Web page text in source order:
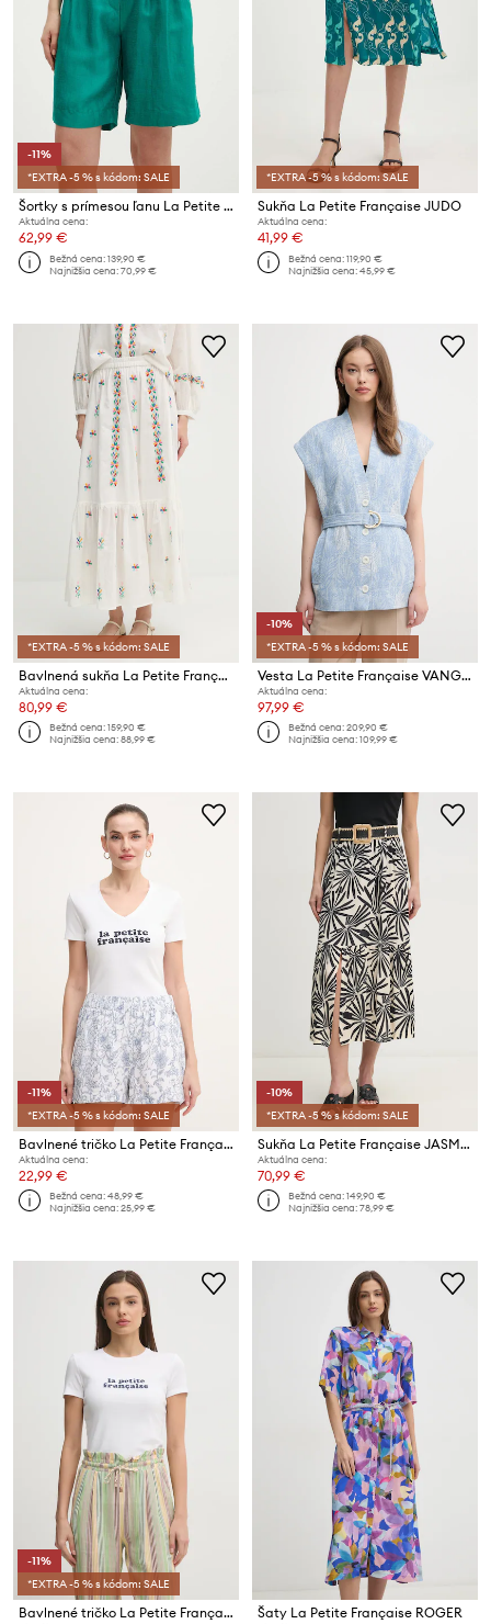
-11%
*EXTRA -5 % s kódom: SALE
Šortky s prímesou ľanu La Petite Française SAVOUREUX
Aktuálna cena:
62,99 €
Bežná cena:139,90 €
Najnižšia cena:70,99 €
*EXTRA -5 % s kódom: SALE
Sukňa La Petite Française JUDO
Aktuálna cena:
41,99 €
Bežná cena:119,90 €
Najnižšia cena:45,99 €
*EXTRA -5 % s kódom: SALE
Bavlnená sukňa La Petite Française JAMAL
Aktuálna cena:
80,99 €
Bežná cena:159,90 €
Najnižšia cena:88,99 €
-10%
*EXTRA -5 % s kódom: SALE
Vesta La Petite Française VANGELIS
Aktuálna cena:
97,99 €
Bežná cena:209,90 €
Najnižšia cena:109,99 €
-11%
*EXTRA -5 % s kódom: SALE
Bavlnené tričko La Petite Française
Aktuálna cena:
22,99 €
Bežná cena:48,99 €
Najnižšia cena:25,99 €
-10%
*EXTRA -5 % s kódom: SALE
Sukňa La Petite Française JASMINE
Aktuálna cena:
70,99 €
Bežná cena:149,90 €
Najnižšia cena:78,99 €
-11%
*EXTRA -5 % s kódom: SALE
Bavlnené tričko La Petite Française LPF Šaty La Petite Française ROGER